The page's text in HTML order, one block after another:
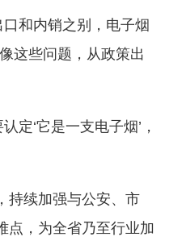
和内销之别，电子烟
这些问题，从政策出
‘它是一支电子烟’，
持续加强与公安、市
点，为全省乃至行业加